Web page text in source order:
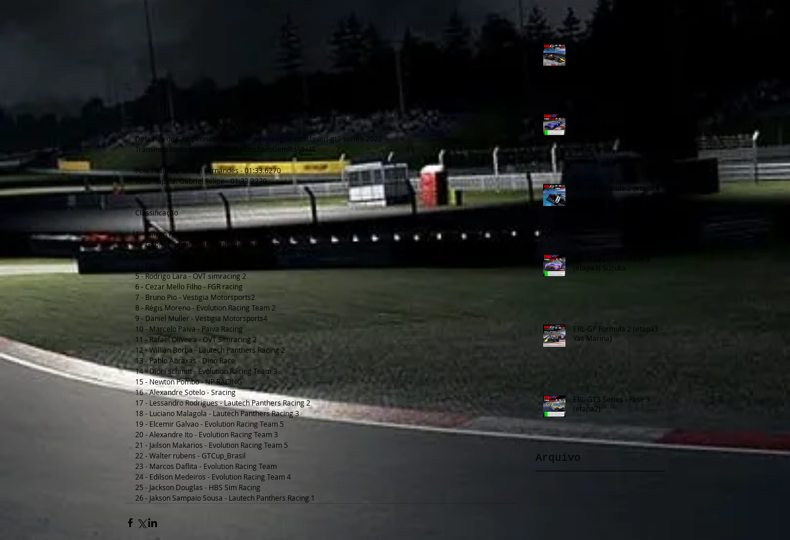
Detalhes do Campeonato: https://www.erleague.com.br/erl-gt3-series-2022
Transmissão do evento: https://youtu.be/oGemRuAIH4E
Pole Position: Wilson Fernandes - 01:33.6270
Volta Rápida: Gabriel Felipe - 01:33.2270
Classificação
1 - Wilson Fernandes - Devils e-Sports
2 - Gabriel Felipe - Oak Racing Team Dynasty
3 - Luciano Junior - Vestigia Motorsports1
5 - Rodrigo Lara - OVT simracing 2
6 - Cezar Mello Filho - FGR racing
7 - Bruno Pio - Vestigia Motorsports2
8 - Régis Moreno - Evolution Racing Team 2
9 - Daniel Muller - Vestigia Motorsports4
10 - Marcelo Paiva - Paiva Racing
11 - Rafael Oliveira - OVT Simracing 2
12 - Willian Borba - Lautech Panthers Racing 2
13 - Pablo Abraxas - Dino Race
14 - Dioni schmitt - Evolution Racing Team 3
15 - Newton Pombo - NP RACING
16 - Alexandre Sotelo - Sracing
17 - Lessandro Rodrigues - Lautech Panthers Racing 2
18 - Luciano Malagola - Lautech Panthers Racing 3
19 - Elcemir Galvao - Evolution Racing Team 5
20 - Alexandre Ito - Evolution Racing Team 3
21 - Jailson Makarios - Evolution Racing Team 5
22 - Walter rubens - GTCup_Brasil
23 - Marcos Daflita - Evolution Racing Team
24 - Edilson Medeiros - Evolution Racing Team 4
25 - Jackson Douglas - HBS Sim Racing
26 - Jakson Sampaio Sousa - Lautech Panthers Racing 1
ERL-GP Formula 2 (etapa 4 -
(etapa3) Suzuka
ERL-GP Formula 2 (etapa3 -
Yas Marina)
ERL-GT3 Series - Fase 3
(etapa2)
Arquivo